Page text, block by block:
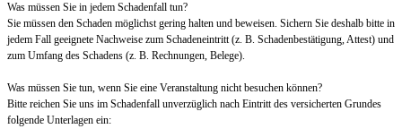
Was müssen Sie in jedem Schadenfall tun?
Sie müssen den Schaden möglichst gering halten und beweisen. Sichern Sie deshalb bitte in
jedem Fall geeignete Nachweise zum Schadeneintritt (z. B. Schadenbestätigung, Attest) und
zum Umfang des Schadens (z. B. Rechnungen, Belege).
Was müssen Sie tun, wenn Sie eine Veranstaltung nicht besuchen können?
Bitte reichen Sie uns im Schadenfall unverzüglich nach Eintritt des versicherten Grundes
folgende Unterlagen ein: